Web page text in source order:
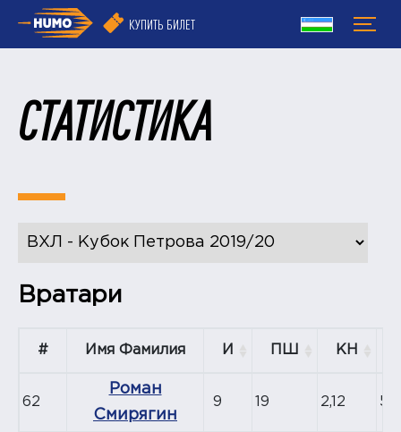
КУПИТЬ БИЛЕТ
СТАТИСТИКА
Вратари
# Имя Фамилия И ПШ КН
62
Роман
Смирягин
9 19 2,12